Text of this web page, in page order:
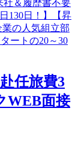
任旅費3
WEB面接